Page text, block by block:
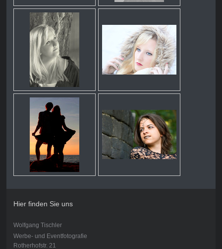
Hier finden Sie uns
Wolfgang Tischler
Werbe- und Eventfotografie
Rotherhofstr. 21